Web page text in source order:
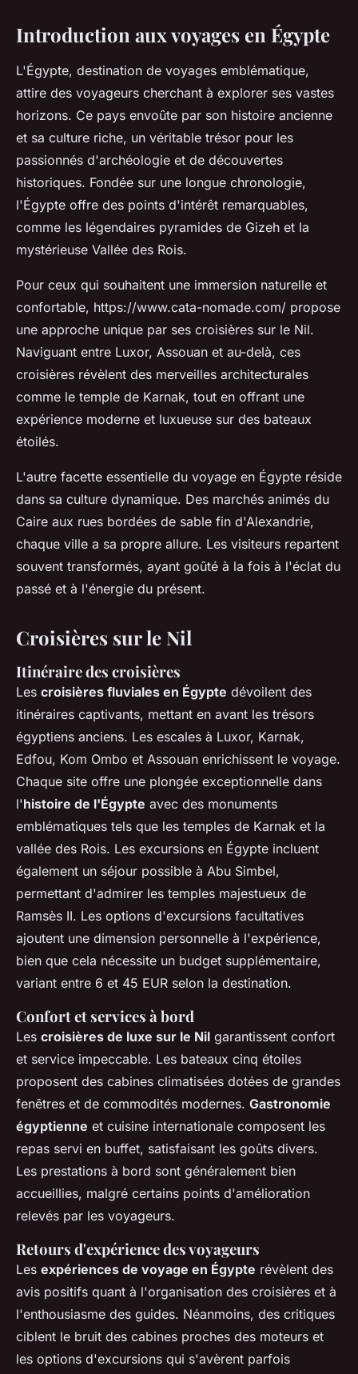
Introduction aux voyages en Égypte
L'Égypte, destination de voyages emblématique,
attire des voyageurs cherchant à explorer ses vastes
horizons. Ce pays envoûte par son histoire ancienne
et sa culture riche, un véritable trésor pour les
passionnés d'archéologie et de découvertes
historiques. Fondée sur une longue chronologie,
l'Égypte offre des points d'intérêt remarquables,
comme les légendaires pyramides de Gizeh et la
mystérieuse Vallée des Rois.
Pour ceux qui souhaitent une immersion naturelle et
confortable, https://www.cata-nomade.com/ propose
une approche unique par ses croisières sur le Nil.
Naviguant entre Luxor, Assouan et au-delà, ces
croisières révèlent des merveilles architecturales
comme le temple de Karnak, tout en offrant une
expérience moderne et luxueuse sur des bateaux
étoilés.
L'autre facette essentielle du voyage en Égypte réside
dans sa culture dynamique. Des marchés animés du
Caire aux rues bordées de sable fin d'Alexandrie,
chaque ville a sa propre allure. Les visiteurs repartent
souvent transformés, ayant goûté à la fois à l'éclat du
passé et à l'énergie du présent.
Croisières sur le Nil
Itinéraire des croisières
Les croisières fluviales en Égypte dévoilent des
itinéraires captivants, mettant en avant les trésors
égyptiens anciens. Les escales à Luxor, Karnak,
Edfou, Kom Ombo et Assouan enrichissent le voyage.
Chaque site offre une plongée exceptionnelle dans
l'histoire de l'Égypte avec des monuments
emblématiques tels que les temples de Karnak et la
vallée des Rois. Les excursions en Égypte incluent
également un séjour possible à Abu Simbel,
permettant d'admirer les temples majestueux de
Ramsès II. Les options d'excursions facultatives
ajoutent une dimension personnelle à l'expérience,
bien que cela nécessite un budget supplémentaire,
variant entre 6 et 45 EUR selon la destination.
Confort et services à bord
Les croisières de luxe sur le Nil garantissent confort
et service impeccable. Les bateaux cinq étoiles
proposent des cabines climatisées dotées de grandes
fenêtres et de commodités modernes. Gastronomie
égyptienne et cuisine internationale composent les
repas servi en buffet, satisfaisant les goûts divers.
Les prestations à bord sont généralement bien
accueillies, malgré certains points d'amélioration
relevés par les voyageurs.
Retours d'expérience des voyageurs
Les expériences de voyage en Égypte révèlent des
avis positifs quant à l'organisation des croisières et à
l'enthousiasme des guides. Néanmoins, des critiques
ciblent le bruit des cabines proches des moteurs et
les options d'excursions qui s'avèrent parfois